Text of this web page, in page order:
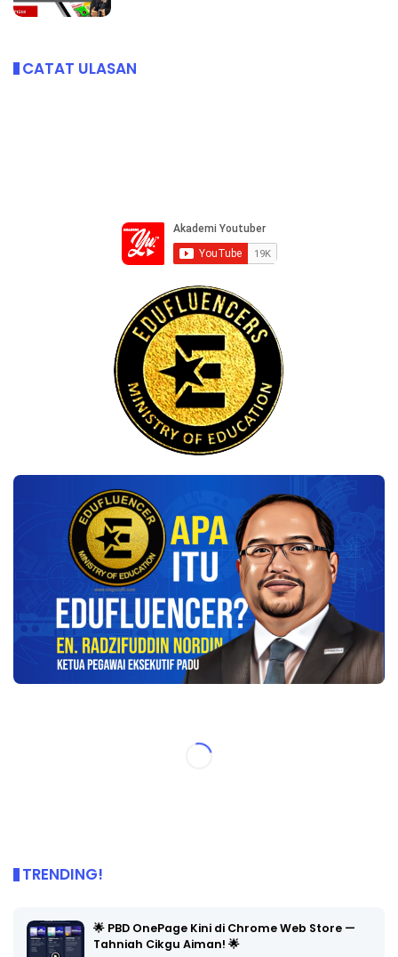
CATAT ULASAN
TRENDING!
🌟 PBD OnePage Kini di Chrome Web Store —
Tahniah Cikgu Aiman! 🌟